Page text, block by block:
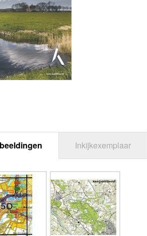
Inkijkexemplaar